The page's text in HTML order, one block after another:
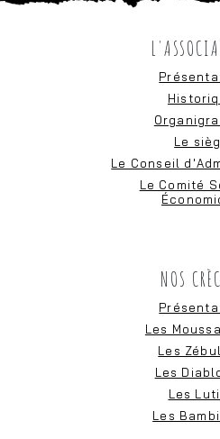
Le
Le Conseil
Le Comité
NOS
Les
Les
Les
Les
Les